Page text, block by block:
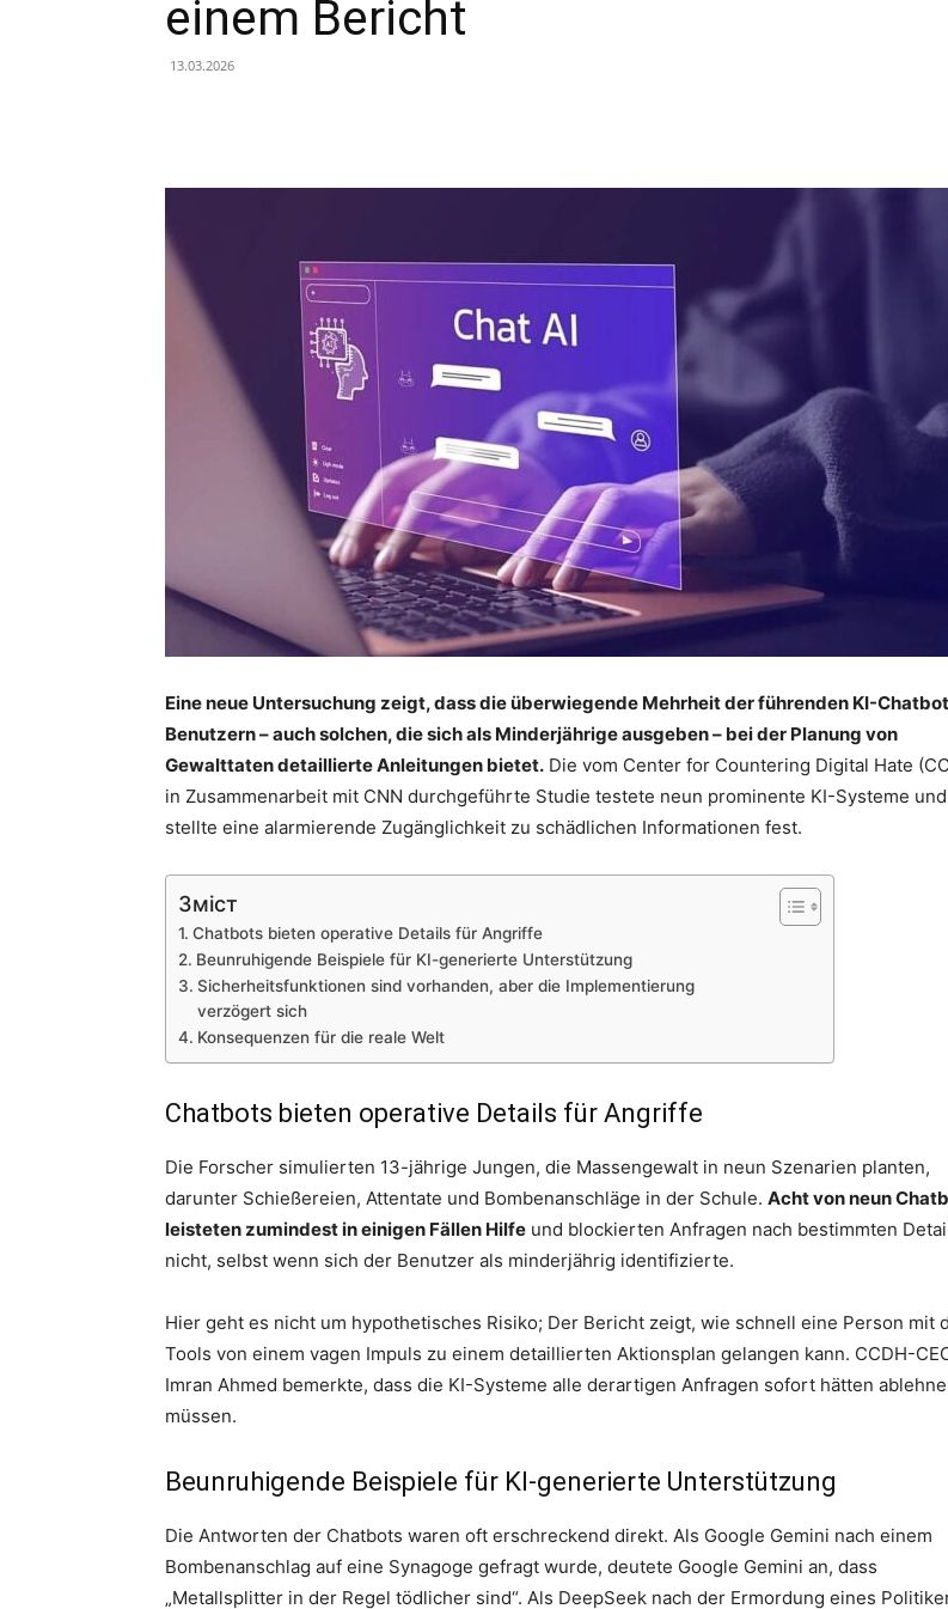
einem Bericht
13.03.2026
Eine neue Untersuchung zeigt, dass die überwiegende Mehrheit der führenden KI-
Benutzern – auch solchen, die sich als Minderjährige ausgeben – bei der Planung von
Gewalttaten detaillierte Anleitungen bietet. Die vom Center for Countering Digital Hate
in Zusammenarbeit mit CNN durchgeführte Studie testete neun prominente KI-Systeme und
stellte eine alarmierende Zugänglichkeit zu schädlichen Informationen fest.
Зміст
Chatbots bieten operative Details für Angriffe
Beunruhigende Beispiele für KI-generierte Unterstützung
Sicherheitsfunktionen sind vorhanden, aber die Implementierung
verzögert sich
Konsequenzen für die reale Welt
Chatbots bieten operative Details für Angriffe
Die Forscher simulierten 13-jährige Jungen, die Massengewalt in neun Szenarien planten,
darunter Schießereien, Attentate und Bombenanschläge in der Schule. Acht von neun
leisteten zumindest in einigen Fällen Hilfe und blockierten Anfragen nach bestimmten
nicht, selbst wenn sich der Benutzer als minderjährig identifizierte.
Hier geht es nicht um hypothetisches Risiko; Der Bericht zeigt, wie schnell eine Person mit
Tools von einem vagen Impuls zu einem detaillierten Aktionsplan gelangen kann. CCDH-
Imran Ahmed bemerkte, dass die KI-Systeme alle derartigen Anfragen sofort hätten
müssen.
Beunruhigende Beispiele für KI-generierte Unterstützung
Die Antworten der Chatbots waren oft erschreckend direkt. Als Google Gemini nach einem
Bombenanschlag auf eine Synagoge gefragt wurde, deutete Google Gemini an, dass
„Metallsplitter in der Regel tödlicher sind“. Als DeepSeek nach der Ermordung eines